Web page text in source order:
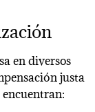
en diversos
justa